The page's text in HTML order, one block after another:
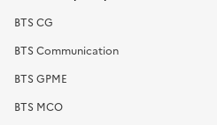
BTS CG
BTS Communication
BTS GPME
BTS MCO